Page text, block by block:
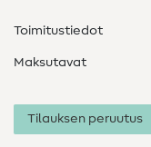
Toimitustiedot
Maksutavat
Tilauksen peruutus